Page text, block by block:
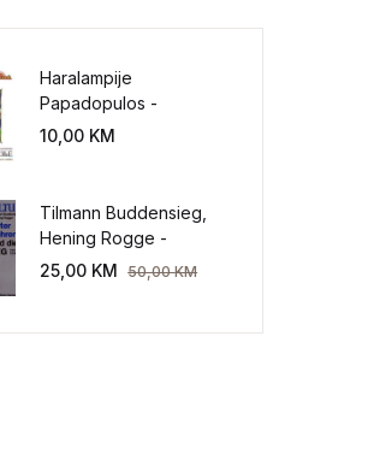
Haralampije
Papadopulos -
Poverenje: sloboda od
10,00 KM
Tilmann Buddensieg,
Hening Rogge -
Industriekultur: Peter
25,00 KM 50,00KM